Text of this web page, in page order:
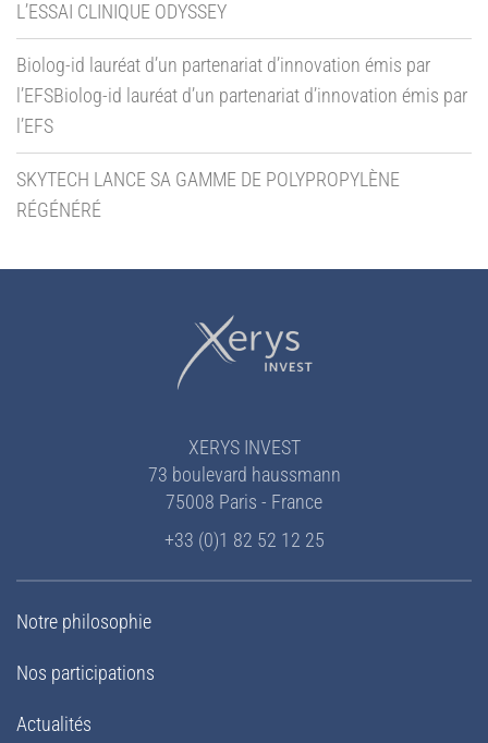
L’ESSAI CLINIQUE ODYSSEY
Biolog-id lauréat d’un partenariat d’innovation émis par
l’EFSBiolog-id lauréat d’un partenariat d’innovation émis par
l’EFS
SKYTECH LANCE SA GAMME DE POLYPROPYLÈNE
RÉGÉNÉRÉ
XERYS INVEST
73 boulevard haussmann
75008 Paris - France
+33 (0)1 82 52 12 25
Notre philosophie
Nos participations
Actualités